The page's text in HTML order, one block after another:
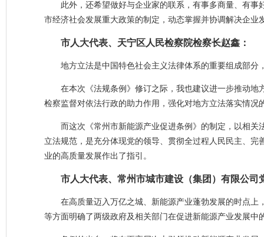
此外，还希望做好与企业家的联系，有事多商量、有
市经济社会发展重大政策的制定，动态掌握并协调解决企业
市人大代表、天宁区人民检察院检察长赵鑫：
地方立法是中国特色社会主义法律体系的重要组成部
在本次《法规条例》修订之际，我也建议进一步推动
检察监督对依法行政的助力作用，强化对地方立法落实情况
而这次《常州市新能源产业促进条例》的制定，以相
立法规范，是充分体现党的领导、贯彻全过程人民民主、
业的高质量发展作出了指引。
市人大代表、常州市城市建设（集团）有限公司
在高质量迈入万亿之城、新能源产业蓬勃发展的时点
等方面明确了两级政府及相关部门在促进新能源产业发展中